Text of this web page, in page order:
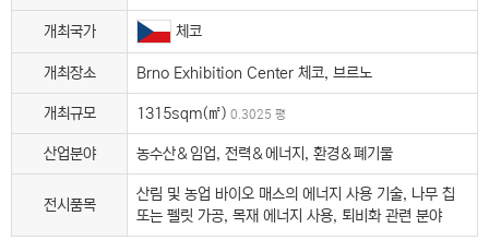
개최국가 체코
개최장소 Brno Exhibition Center 체코, 브르노
개최규모 1315sqm(㎡) 0.3025 평
산업분야 농수산＆임업, 전력＆에너지, 환경＆폐기물
전시품목
산림 및 농업 바이오 매스의 에너지 사용 기술, 나무 칩
또는 펠릿 가공, 목재 에너지 사용, 퇴비화 관련 분야